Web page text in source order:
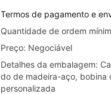
Termos de pagamento e
Quantidade de ordem
Preço: Negociável
Detalhes da embalagem:
do de madeira-aço, bobina
personalizada